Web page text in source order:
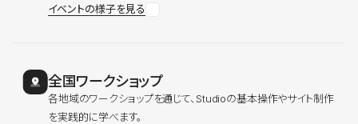
イベントの様子を見る
全国ワークショップ
各地域のワークショップを通じて、Studioの基本操作やサイト制作
を実践的に学べます。